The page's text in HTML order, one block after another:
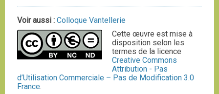
Voir aussi : Colloque Vantellerie
Cette œuvre est mise à
disposition selon les
termes de la licence
Creative Commons
Attribution - Pas
d’Utilisation Commerciale – Pas de Modification 3.0
France.